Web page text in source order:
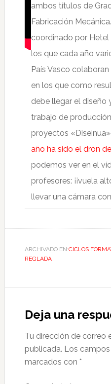
ambos títulos de
Fabricación
coordinado por
los que cada año
País Vasco
en los que como
debe llegar el diseño
trabajo de
proyectos
año ha sido el dron
podemos ver en el
profesores: ¡¡vuela
llevar una cámara
ARCHIVADO EN:CICLOS
REGLADA
Deja una
Tu dirección de correo
publicada. Los
marcados con *